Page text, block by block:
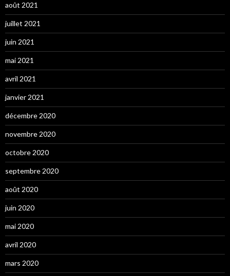
août 2021
juillet 2021
juin 2021
mai 2021
avril 2021
janvier 2021
décembre 2020
novembre 2020
octobre 2020
septembre 2020
août 2020
juin 2020
mai 2020
avril 2020
mars 2020